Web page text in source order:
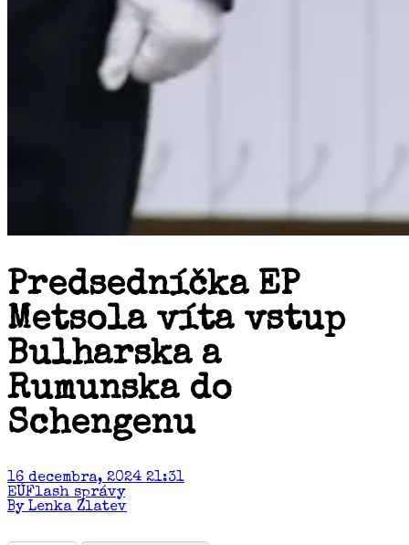
Predsedníčka EP
Metsola víta vstup
Bulharska a
Rumunska do
Schengenu
16 decembra, 2024 21:31
EÚFlash správy
By Lenka Zlatev